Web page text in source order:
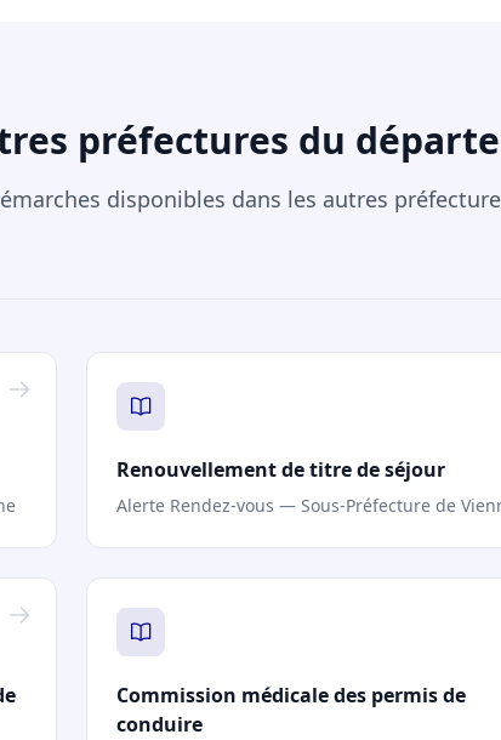
préfectures du
disponibles dans les autres
Renouvellement de titre de séjour
Alerte Rendez-vous — Sous-Préfecture de
Commission médicale des permis de
conduire